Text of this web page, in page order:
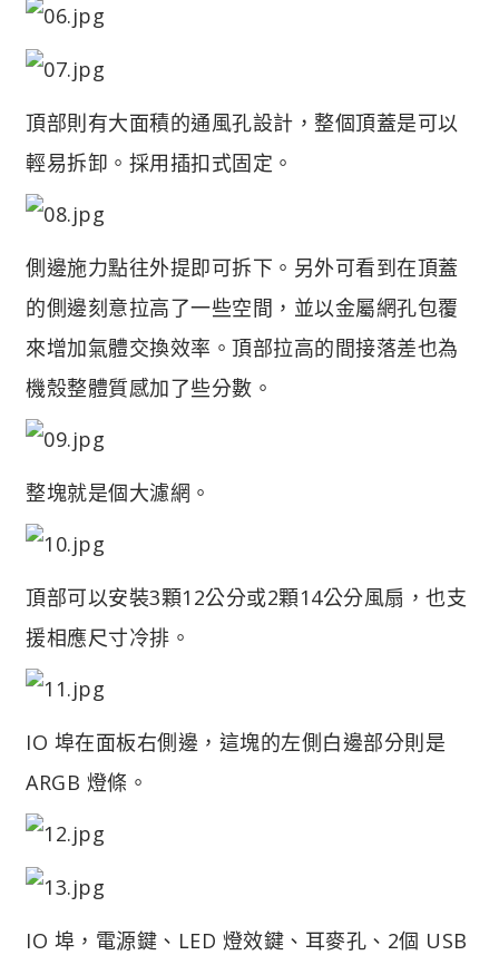
頂部則有大面積的通風孔設計，整個頂蓋是可以
輕易拆卸。採用插扣式固定。
側邊施力點往外提即可拆下。另外可看到在頂蓋
的側邊刻意拉高了一些空間，並以金屬網孔包覆
來增加氣體交換效率。頂部拉高的間接落差也為
機殼整體質感加了些分數。
整塊就是個大濾網。
頂部可以安裝3顆12公分或2顆14公分風扇，也支
援相應尺寸冷排。
IO 埠在面板右側邊，這塊的左側白邊部分則是
ARGB 燈條。
IO 埠，電源鍵、LED 燈效鍵、耳麥孔、2個 USB